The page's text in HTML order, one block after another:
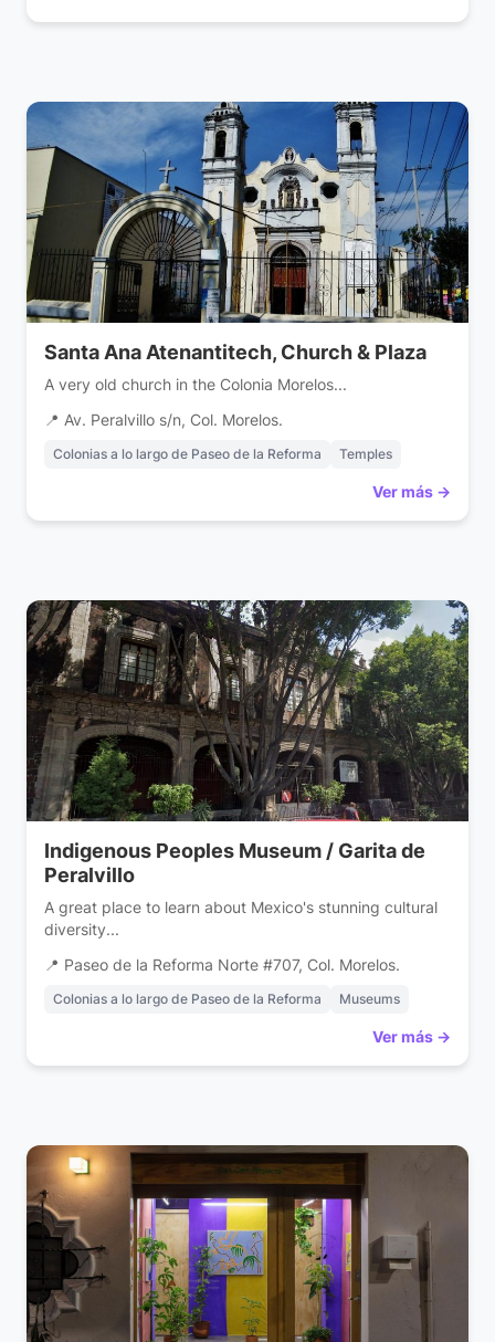
Santa Ana Atenantitech, Church & Plaza
A very old church in the Colonia Morelos...
📍 Av. Peralvillo s/n, Col. Morelos.
Colonias a lo largo de Paseo de la Reforma Temples
Ver más →
Indigenous Peoples Museum / Garita de
Peralvillo
A great place to learn about Mexico's stunning cultural
diversity...
📍 Paseo de la Reforma Norte #707, Col. Morelos.
Colonias a lo largo de Paseo de la Reforma Museums
Ver más →